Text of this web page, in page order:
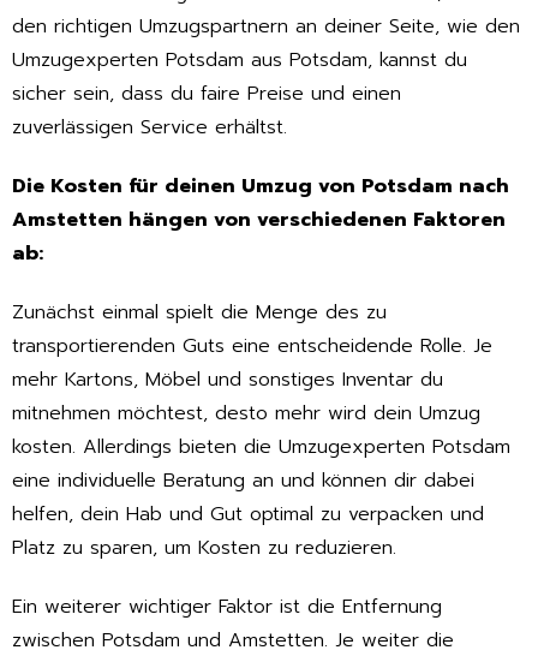
den richtigen Umzugspartnern an deiner Seite, wie den
Umzugexperten Potsdam aus Potsdam, kannst du
sicher sein, dass du faire Preise und einen
zuverlässigen Service erhältst.
Die Kosten für deinen Umzug von Potsdam nach
Amstetten hängen von verschiedenen Faktoren
ab:
Zunächst einmal spielt die Menge des zu
transportierenden Guts eine entscheidende Rolle. Je
mehr Kartons, Möbel und sonstiges Inventar du
mitnehmen möchtest, desto mehr wird dein Umzug
kosten. Allerdings bieten die Umzugexperten Potsdam
eine individuelle Beratung an und können dir dabei
helfen, dein Hab und Gut optimal zu verpacken und
Platz zu sparen, um Kosten zu reduzieren.
Ein weiterer wichtiger Faktor ist die Entfernung
zwischen Potsdam und Amstetten. Je weiter die